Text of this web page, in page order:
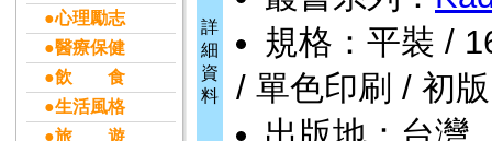
●心理勵志
●醫療保健
●飲 食
●生活風格
●旅 遊
詳
細
資
料
規格：平裝 /
/ 單色印刷 / 初版